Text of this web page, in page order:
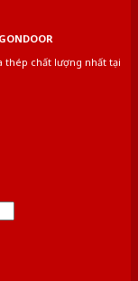
thép chất lượng nhất tại